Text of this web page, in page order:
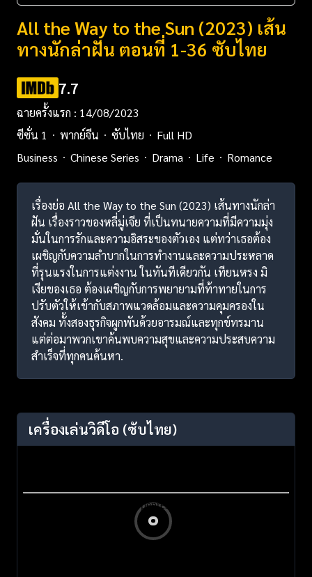
All the Way to the Sun (2023) เส้น
ทางนักล่าฝัน ตอนที่ 1-36 ซับไทย
7.7
ฉายครั้งแรก : 14/08/2023
ซีซั่น 1
พากย์จีน ซับไทย
Full HD
Business
Chinese Series Drama Life Romance
เรื่องย่อ All the Way to the Sun (2023) เส้นทางนักล่า
ฝัน เรื่องราวของหลี่มู่เจีย ที่เป็นทนายความที่มีความมุ่ง
มั่นในการรักและความอิสระของตัวเอง แต่ทว่าเธอต้อง
เผชิญกับความลำบากในการทำงานและความประหลาด
ที่รุนแรงในการแต่งงาน ในทันทีเดียวกัน เทียนหรง มิ
เงียของเธอ ต้องเผชิญกับการพยายามที่ท้าทายในการ
ปรับตัวให้เข้ากับสภาพแวดล้อมและความคุมครองใน
สังคม ทั้งสองธุรกิจผูกพันด้วยอารมณ์และทุกข์ทรมาน
แต่ต่อมาพวกเขาค้นพบความสุขและความประสบความ
สำเร็จที่ทุกคนค้นหา.
เครื่องเล่นวิดีโอ (ซับไทย)